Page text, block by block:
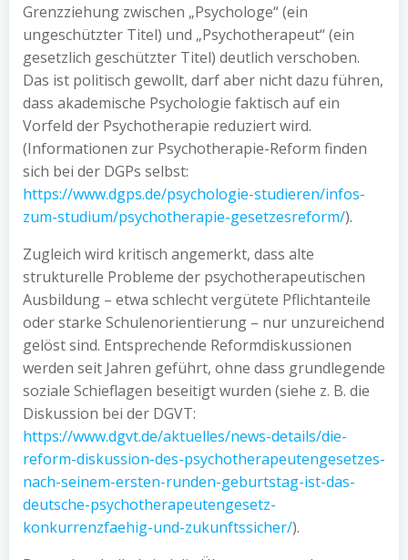
Grenzziehung zwischen „Psychologe“ (ein
ungeschützter Titel) und „Psychotherapeut“ (ein
gesetzlich geschützter Titel) deutlich verschoben.
Das ist politisch gewollt, darf aber nicht dazu führen,
dass akademische Psychologie faktisch auf ein
Vorfeld der Psychotherapie reduziert wird.
(Informationen zur Psychotherapie-Reform finden
sich bei der DGPs selbst:
https://www.dgps.de/psychologie-studieren/infos-
zum-studium/psychotherapie-gesetzesreform/).
Zugleich wird kritisch angemerkt, dass alte
strukturelle Probleme der psychotherapeutischen
Ausbildung – etwa schlecht vergütete Pflichtanteile
oder starke Schulenorientierung – nur unzureichend
gelöst sind. Entsprechende Reformdiskussionen
werden seit Jahren geführt, ohne dass grundlegende
soziale Schieflagen beseitigt wurden (siehe z. B. die
Diskussion bei der DGVT:
https://www.dgvt.de/aktuelles/news-details/die-
reform-diskussion-des-psychotherapeutengesetzes-
nach-seinem-ersten-runden-geburtstag-ist-das-
deutsche-psychotherapeutengesetz-
konkurrenzfaehig-und-zukunftssicher/).